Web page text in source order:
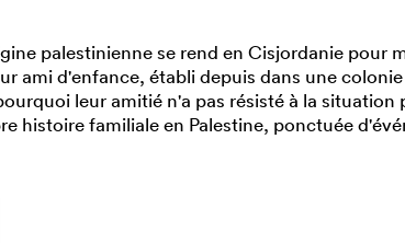
palestinienne se rend en Cisjordanie pour
ami d'enfance, établi depuis dans une
leur amitié n'a pas résisté à la situation
histoire familiale en Palestine, ponctuée